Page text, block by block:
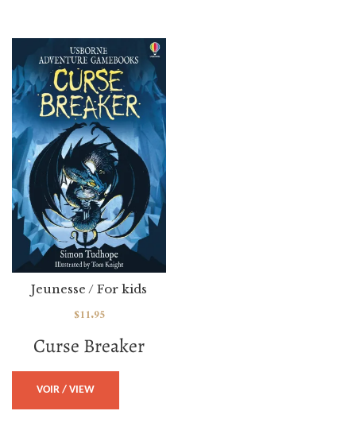
Curse Breaker
Jeunesse / For kids
$11.95
VOIR / VIEW